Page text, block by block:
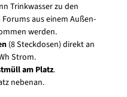
Trinkwasser zu den
aus einem Außen-
werden.
(8 Steckdosen) direkt an
Strom.
am Platz.
nebenan.